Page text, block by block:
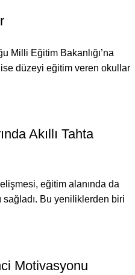
Milli Eğitim Bakanlığı’na
düzeyi eğitim veren okullar
Akıllı Tahta
eğitim alanında da
sağladı. Bu yeniliklerden biri
Motivasyonu